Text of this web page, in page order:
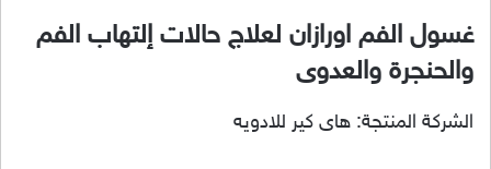
غسول الفم اورازان لعلاج حالات إلتهاب الفم
والحنجرة والعدوى
الشركة المنتجة: هاى كير للادويه